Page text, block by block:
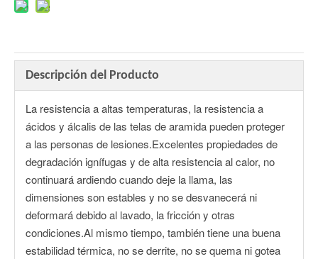
Descripción del Producto
La resistencia a altas temperaturas, la resistencia a
ácidos y álcalis de las telas de aramida pueden proteger
a las personas de lesiones.Excelentes propiedades de
degradación ignífugas y de alta resistencia al calor, no
continuará ardiendo cuando deje la llama, las
dimensiones son estables y no se desvanecerá ni
deformará debido al lavado, la fricción y otras
condiciones.Al mismo tiempo, también tiene una buena
estabilidad térmica, no se derrite, no se quema ni gotea